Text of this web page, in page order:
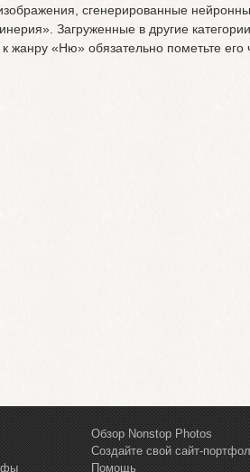
изображения, сгенерированные
Загруженные в другие
жанру «Ню» обязательно пометьте его
Обзор Nonstop Photos
Создайте свой сайт-
Помощь